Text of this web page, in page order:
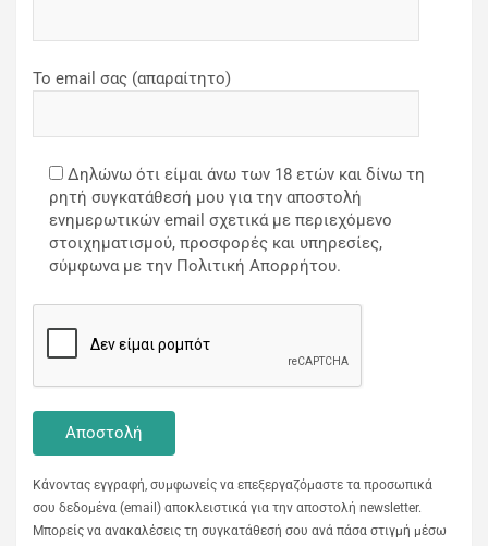
Το email σας (απαραίτητο)
Δηλώνω ότι είμαι άνω των 18 ετών και δίνω τη
ρητή συγκατάθεσή μου για την αποστολή
ενημερωτικών email σχετικά με περιεχόμενο
στοιχηματισμού, προσφορές και υπηρεσίες,
σύμφωνα με την Πολιτική Απορρήτου.
Κάνοντας εγγραφή, συμφωνείς να επεξεργαζόμαστε τα προσωπικά
σου δεδομένα (email) αποκλειστικά για την αποστολή newsletter.
Μπορείς να ανακαλέσεις τη συγκατάθεσή σου ανά πάσα στιγμή μέσω